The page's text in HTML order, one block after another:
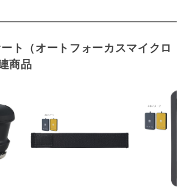
ト（オートフォーカスマイクロ
商品